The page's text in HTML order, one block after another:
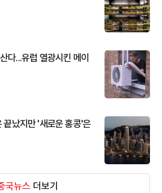
다...유럽 열광시킨 메이
끝났지만 '새로운 홍콩'은
국뉴스 더보기